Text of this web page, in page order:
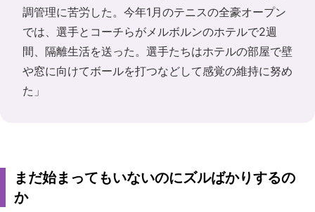
調管理に苦労した。今年1月のテニスの全豪オープン
では、選手とコーチらがメルボルンのホテルで2週
間、隔離生活を送った。選手たちはホテルの部屋で壁
や窓に向けてボールを打つなどして感覚の維持に努め
た」
まだ始まってもいないのにズルばかりするの
か